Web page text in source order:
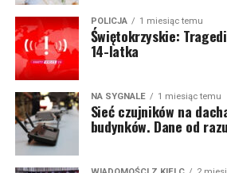
POLICJA 1 miesiąc temu
Świętokrzyskie:
14-latka
NA SYGNALE 1 miesiąc temu
Sieć czujników na
budynków. Dane od